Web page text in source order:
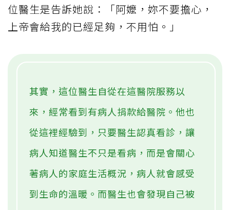
位醫生是告訴她說：「阿嬤，妳不要擔心，
上帝會給我的已經足夠，不用怕。」
其實，這位醫生自從在這醫院服務以
來，經常看到有病人捐款給醫院。他也
從這裡經驗到，只要醫生認真看診，讓
病人知道醫生不只是看病，而是會關心
著病人的家庭生活概況，病人就會感受
到生命的溫暖。而醫生也會發現自己被